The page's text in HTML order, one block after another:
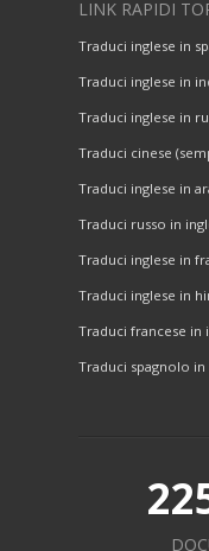
LINK RAPIDI
Traduci inglese in
Traduci inglese in
Traduci inglese in
Traduci cinese
Traduci inglese in
Traduci russo in
Traduci inglese in
Traduci inglese in
Traduci francese in
Traduci spagnolo in